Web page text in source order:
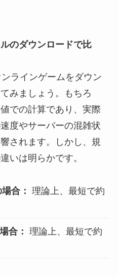
のダウンロードで比
ラインゲームをダウン
みましょう。もちろ
での計算であり、実際
度やサーバーの混雑状
されます。しかし、規
いは明らかです。
合： 理論上、最短で約
合： 理論上、最短で約